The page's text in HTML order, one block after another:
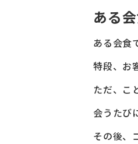
ある
ある会食
特段、お
ただ、こ
会うたび
その後、